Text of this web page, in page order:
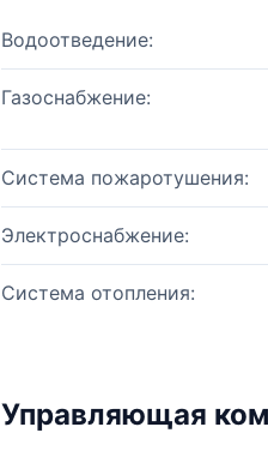
Водоотведение:
Газоснабжение:
Система пожаротушения:
Электроснабжение:
Система отопления:
Управляющая